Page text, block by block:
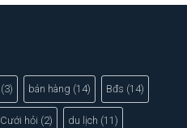
(3) bán hàng (14) Bđs (14)
Cưới hỏi (2) du lịch (11)